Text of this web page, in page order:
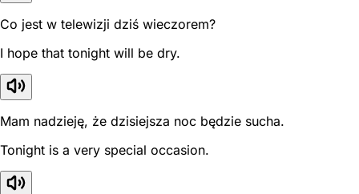
Co jest w telewizji dziś wieczorem?
I hope that tonight will be dry.
Mam nadzieję, że dzisiejsza noc będzie sucha.
Tonight is a very special occasion.